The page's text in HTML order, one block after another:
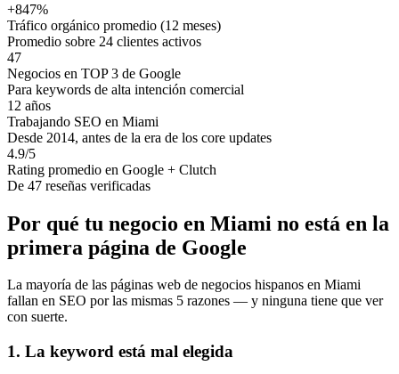
+847%
Tráfico orgánico promedio (12 meses)
Promedio sobre 24 clientes activos
47
Negocios en TOP 3 de Google
Para keywords de alta intención comercial
12 años
Trabajando SEO en Miami
Desde 2014, antes de la era de los core updates
4.9/5
Rating promedio en Google + Clutch
De 47 reseñas verificadas
Por qué tu negocio en Miami no está en la
primera página de Google
La mayoría de las páginas web de negocios hispanos en Miami
fallan en SEO por las mismas 5 razones — y ninguna tiene que ver
con suerte.
1. La keyword está mal elegida